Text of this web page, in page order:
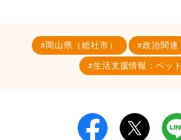
岡山県（総社市） 政治関連
生活支援情報：ペット